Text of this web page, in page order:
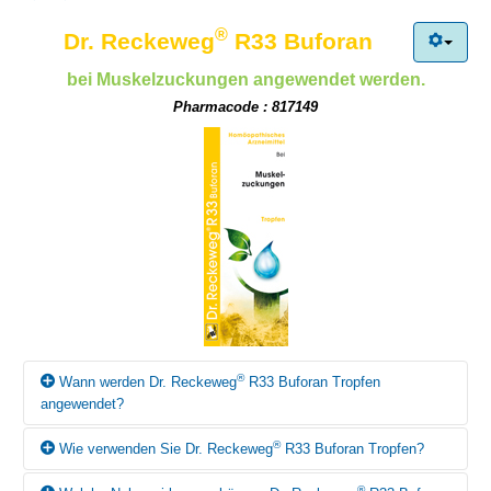
Dr. Reckeweg® R33 Buforan
bei Muskelzuckungen angewendet werden.
Pharmacode : 817149
Wann werden Dr. Reckeweg®R33 Buforan Tropfen
angewendet?
Gemäss homöopathischem Arzneimittelbild können Dr.
Reckeweg®R33 Buforan Tropfen bei Muskelzuckungen
Wie verwenden Sie Dr. Reckeweg®R33 Buforan Tropfen?